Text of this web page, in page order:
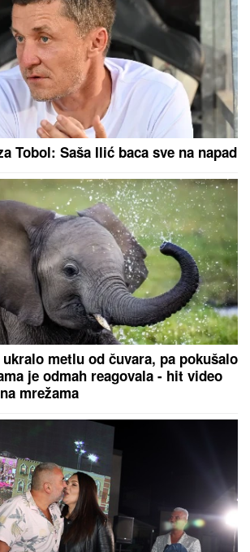
"PALI" U ŠPANIJI!
Maskirani
jurili u ukradenim limuzinama, izneli
sef iz banke, pa dolijali u MEGA-
policije: Ojadili 9 provincija
desetine hiljada evra!
SE ŠIRI U KOMŠILUKU:Hitno se
zdravlja
podelio BESPLATAN TRIK
da PREŽIVIMO toplotni talas:
caku koja nikome ne bi pala na
i tvrdi da deluje